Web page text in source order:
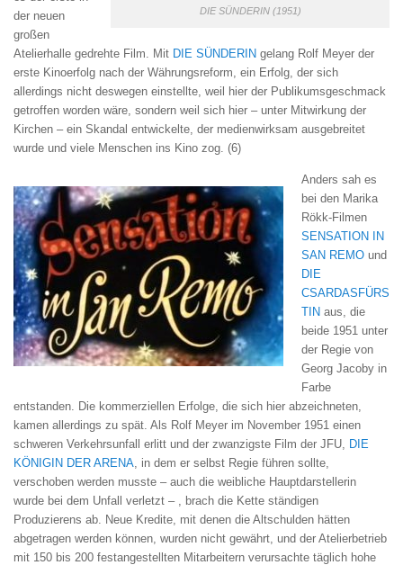
DIE SÜNDERIN (1951)
der neuen
großen
Atelierhalle gedrehte Film. Mit DIE SÜNDERIN gelang Rolf Meyer der
erste Kinoerfolg nach der Währungsreform, ein Erfolg, der sich
allerdings nicht deswegen einstellte, weil hier der Publikumsgeschmack
getroffen worden wäre, sondern weil sich hier – unter Mitwirkung der
Kirchen – ein Skandal entwickelte, der medienwirksam ausgebreitet
wurde und viele Menschen ins Kino zog. (6)
Anders sah es
bei den Marika
Rökk-Filmen
SENSATION IN
SAN REMO und
DIE
CSARDASFÜRS
TIN aus, die
beide 1951 unter
der Regie von
Georg Jacoby in
Farbe
entstanden. Die kommerziellen Erfolge, die sich hier abzeichneten,
kamen allerdings zu spät. Als Rolf Meyer im November 1951 einen
schweren Verkehrsunfall erlitt und der zwanzigste Film der JFU, DIE
KÖNIGIN DER ARENA , in dem er selbst Regie führen sollte,
verschoben werden musste – auch die weibliche Hauptdarstellerin
wurde bei dem Unfall verletzt – , brach die Kette ständigen
Produzierens ab. Neue Kredite, mit denen die Altschulden hätten
abgetragen werden können, wurden nicht gewährt, und der Atelierbetrieb
mit 150 bis 200 festangestellten Mitarbeitern verursachte täglich hohe